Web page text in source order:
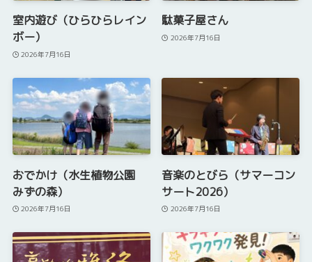
室内遊び（ひらひらレイン
ボー）
2026年7月16日
駄菓子屋さん
2026年7月16日
おでかけ（水生植物公園
みずの森）
2026年7月16日
音楽のとびら（サマーコン
サート2026）
2026年7月16日